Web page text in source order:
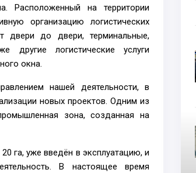
Расположенный на территории
организацию логистических
двери до двери, терминальные,
другие логистические услуги
окна.
нашей деятельности, в
новых проектов. Одним из
зона, созданная на
га, уже введён в эксплуатацию, и
В настоящее время